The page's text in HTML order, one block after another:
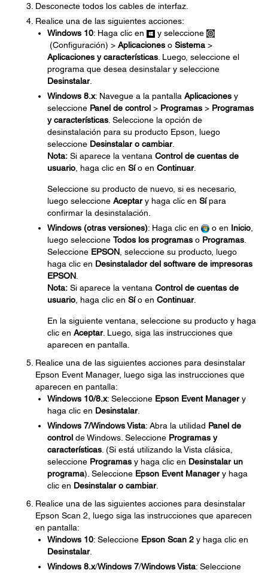
Desconecte todos los cables de interfaz.
Realice una de las siguientes acciones:
Windows 10: Haga clic en
y seleccione
(Configuración) > Aplicaciones o Sistema >
Aplicaciones y características . Luego, seleccione el
programa que desea desinstalar y seleccione
Desinstalar.
Windows 8.x: Navegue a la pantalla Aplicaciones y
seleccione Panel de control > Programas > Programas
y características . Seleccione la opción de
desinstalación para su producto Epson, luego
seleccione Desinstalar o cambiar.
Nota: Si aparece la ventana Control de cuentas de
usuario , haga clic en Sío en Continuar.
Seleccione su producto de nuevo, si es necesario,
luego seleccione Aceptary haga clic en Sípara
confirmar la desinstalación.
Windows (otras versiones): Haga clic en o en Inicio
luego seleccione Todos los programas o Programas
Seleccione EPSON , seleccione su producto, luego
haga clic en Desinstalador del software de impresoras
EPSON
Nota: Si aparece la ventana Control de cuentas de
usuario , haga clic en Sío en Continuar.
En la siguiente ventana, seleccione su producto y haga
clic en Aceptar. Luego, siga las instrucciones que
aparecen en pantalla.
Realice una de las siguientes acciones para desinstalar
Epson Event Manager, luego siga las instrucciones que
aparecen en pantalla:
Windows 10/8.x: Seleccione Epson Event Managery
haga clic en Desinstalar.
Windows 7/Windows Vista: Abra la utilidad Panel de
control de Windows. Seleccione Programas y
características . (Si está utilizando la Vista clásica,
seleccione Programas y haga clic en Desinstalar un
programa). Seleccione Epson Event Managery haga
clic en Desinstalar o cambiar.
Realice una de las siguientes acciones para desinstalar
Epson Scan 2, luego siga las instrucciones que aparecen
en pantalla:
Windows 10: Seleccione Epson Scan 2 y haga clic en
Desinstalar.
Windows 8.x/Windows 7/Windows Vista: Seleccione